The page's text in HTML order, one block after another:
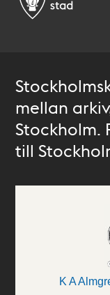
mellan
Stockholm.
till
K A